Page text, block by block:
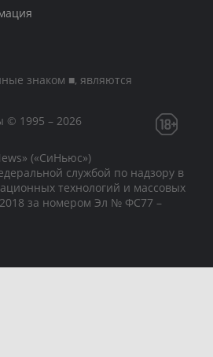
знаком ■, являются
1995 – 2026
(«СиНьюс»)
службой по надзору в
технологий и массовых
за номером Эл № ФС77 –